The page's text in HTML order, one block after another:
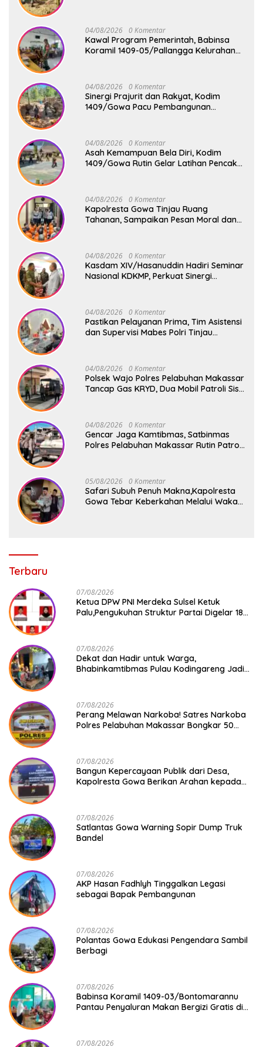
04/08/2026 0 Komentar
Kawal Program Pemerintah, Babinsa
Koramil 1409-05/Pallangga Kelurahan
04/08/2026 0 Komentar
Sinergi Prajurit dan Rakyat, Kodim
1409/Gowa Pacu Pembangunan
04/08/2026 0 Komentar
Asah Kemampuan Bela Diri, Kodim
1409/Gowa Rutin Gelar Latihan Pencak
04/08/2026 0 Komentar
Kapolresta Gowa Tinjau Ruang
Tahanan, Sampaikan Pesan Moral dan
04/08/2026 0 Komentar
Kasdam XIV/Hasanuddin Hadiri Seminar
Nasional KDKMP, Perkuat Sinergi
04/08/2026 0 Komentar
Pastikan Pelayanan Prima, Tim Asistensi
dan Supervisi Mabes Polri Tinjau
04/08/2026 0 Komentar
Polsek Wajo Polres Pelabuhan Makassar
Tancap Gas KRYD, Dua Mobil Patroli Sisir
04/08/2026 0 Komentar
Gencar Jaga Kamtibmas, Satbinmas
Polres Pelabuhan Makassar Rutin Patroli
05/08/2026 0 Komentar
Safari Subuh Penuh Makna,Kapolresta
Gowa Tebar Keberkahan Melalui Wakaf
Terbaru
07/08/2026
Ketua DPW PNI Merdeka Sulsel Ketuk
Palu,Pengukuhan Struktur Partai Digelar 18
07/08/2026
Dekat dan Hadir untuk Warga,
Bhabinkamtibmas Pulau Kodingareng Jadi
07/08/2026
Perang Melawan Narkoba! Satres Narkoba
Polres Pelabuhan Makassar Bongkar 50
07/08/2026
Bangun Kepercayaan Publik dari Desa,
Kapolresta Gowa Berikan Arahan kepada
07/08/2026
Satlantas Gowa Warning Sopir Dump Truk
Bandel
07/08/2026
AKP Hasan Fadhlyh Tinggalkan Legasi
sebagai Bapak Pembangunan
07/08/2026
Polantas Gowa Edukasi Pengendara Sambil
Berbagi
07/08/2026
Babinsa Koramil 1409-03/Bontomarannu
Pantau Penyaluran Makan Bergizi Gratis di
07/08/2026